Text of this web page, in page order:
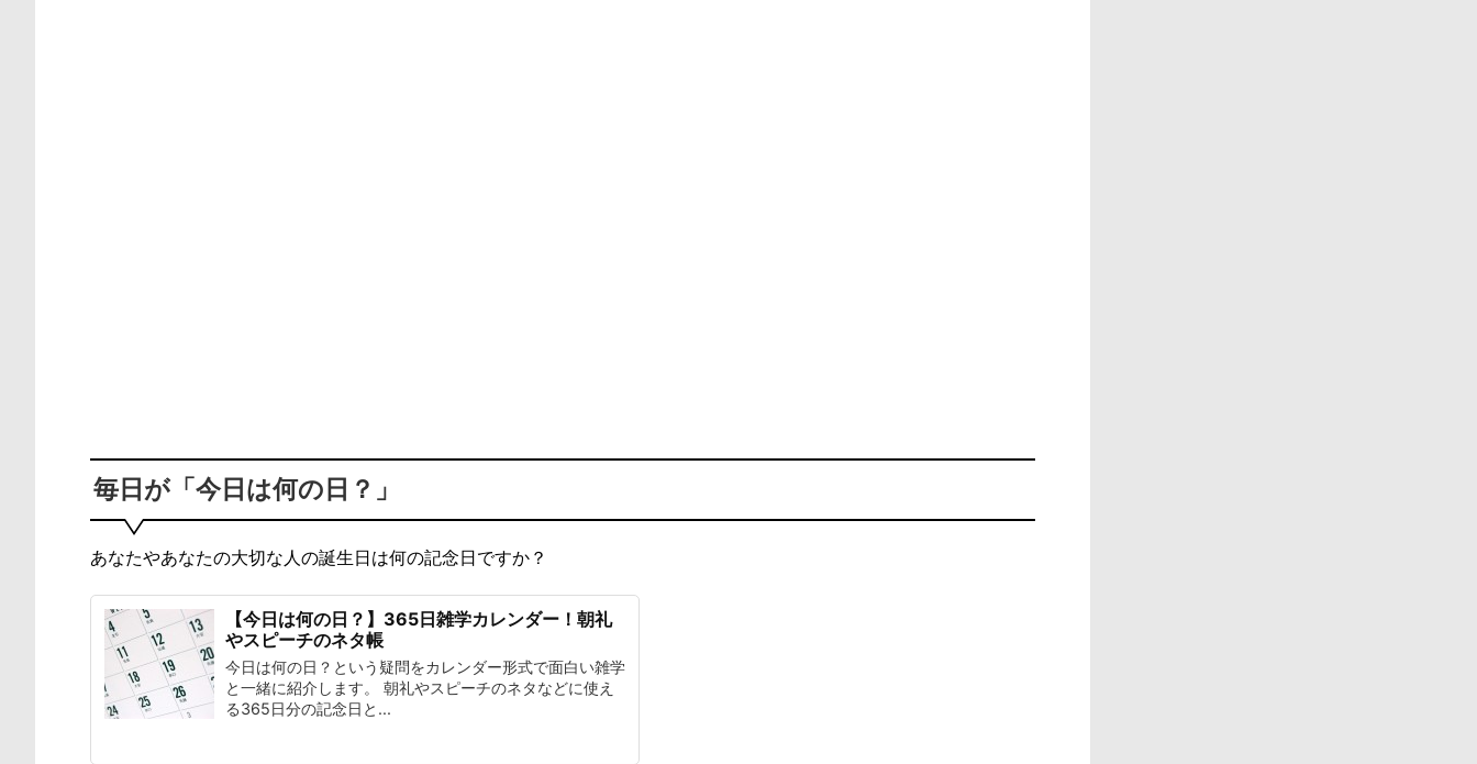
毎日が「今日は何の日？」
あなたやあなたの大切な人の誕生日は何の記念日ですか？
【今日は何の日？】365日雑学カレンダー！朝礼
やスピーチのネタ帳
今日は何の日？という疑問をカレンダー形式で面白い雑学
と一緒に紹介します。 朝礼やスピーチのネタなどに使え
る365日分の記念日と...